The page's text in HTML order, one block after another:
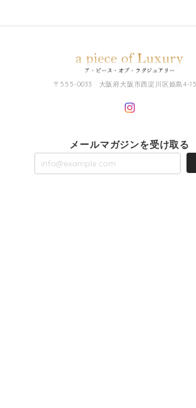
〒555-0033 大阪府大阪市西淀川区姫島4-
メールマガジンを受け取る